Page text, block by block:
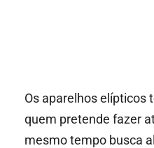
Os aparelhos elípticos
quem pretende fazer
mesmo tempo busca